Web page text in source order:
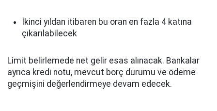
İkinci yıldan itibaren bu oran en fazla 4 katına
çıkarılabilecek
Limit belirlemede net gelir esas alınacak. Bankalar
ayrıca kredi notu, mevcut borç durumu ve ödeme
geçmişini değerlendirmeye devam edecek.